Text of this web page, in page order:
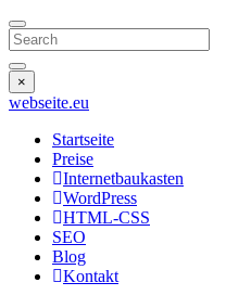
Search
×
webseite.eu
Startseite
Preise
Internetbaukasten
WordPress
HTML-CSS
SEO
Blog
Kontakt